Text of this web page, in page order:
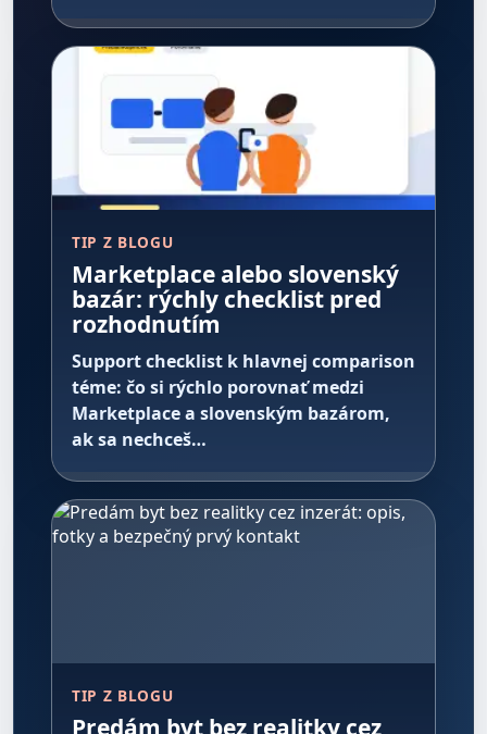
TIP Z BLOGU
Marketplace alebo slovenský
bazár: rýchly checklist pred
rozhodnutím
Support checklist k hlavnej comparison
téme: čo si rýchlo porovnať medzi
Marketplace a slovenským bazárom,
ak sa nechceš…
TIP Z BLOGU